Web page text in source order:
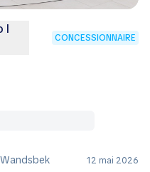
I
CONCESSIONNAIRE
12 mai 2026